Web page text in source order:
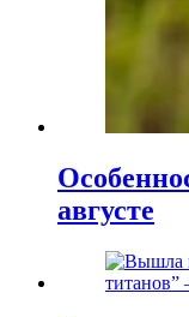
августе